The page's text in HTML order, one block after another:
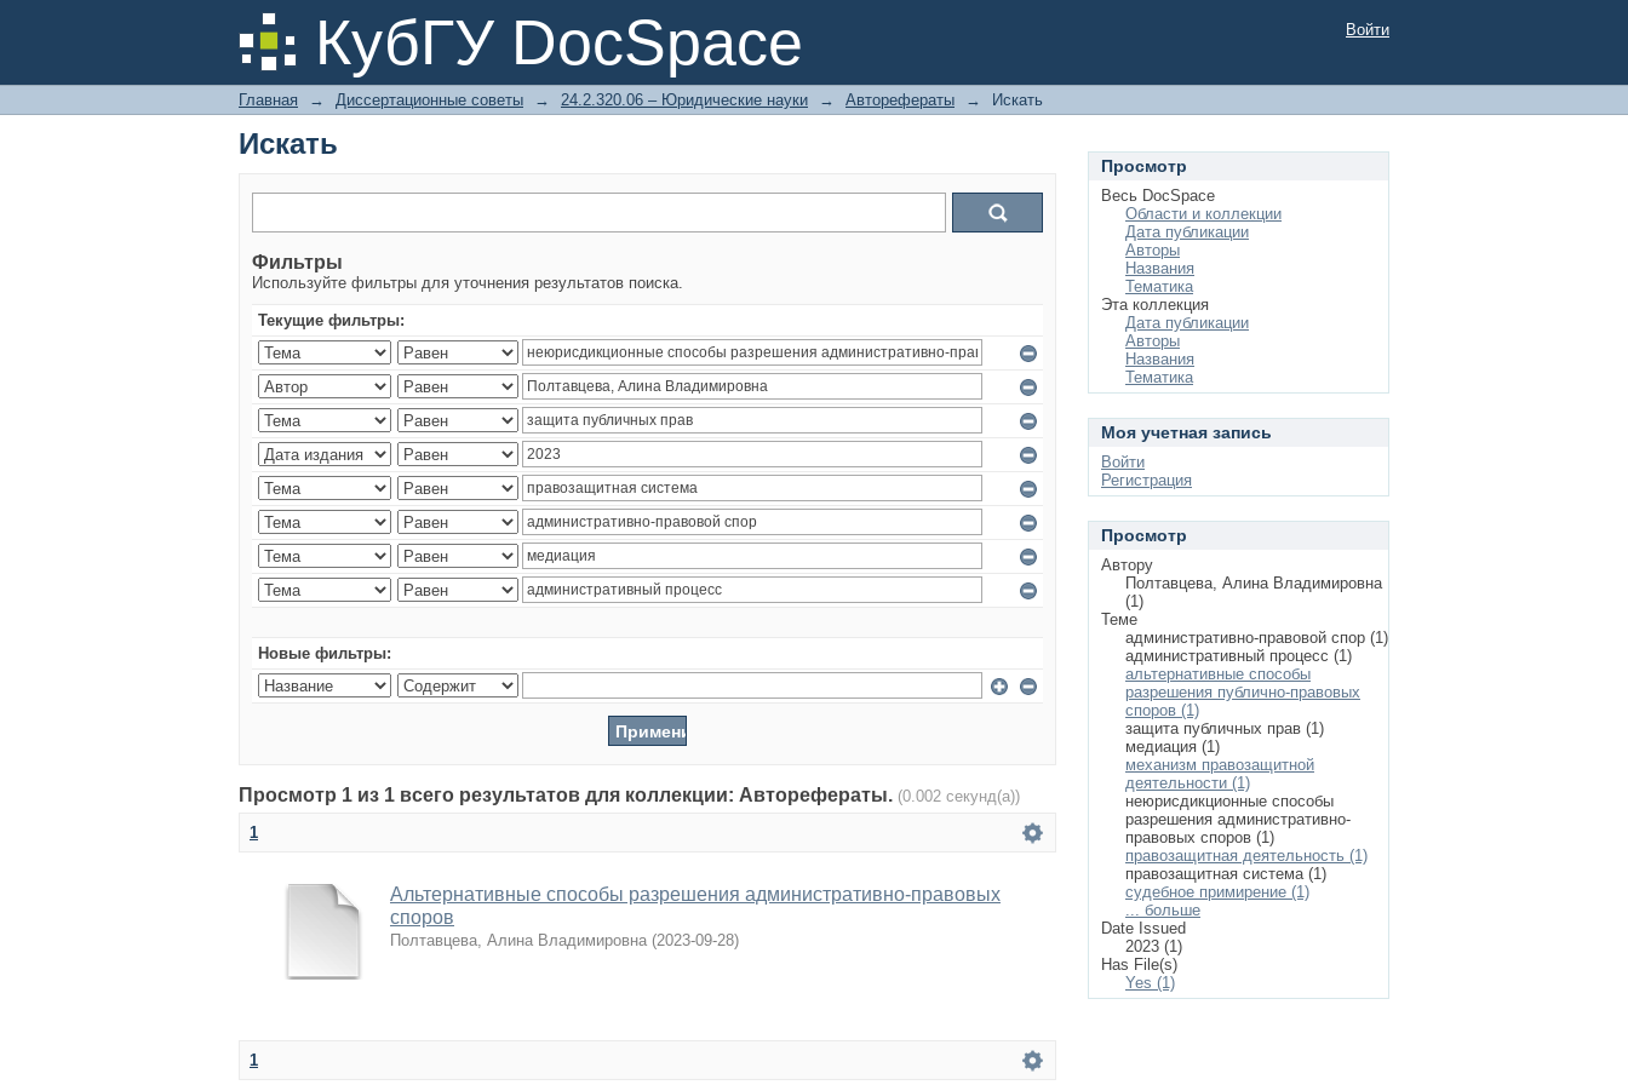
КубГУ DocSpace
Искать Войти
Главная → Диссертационные советы → 24.2.320.06 – Юридические науки → Авторефераты → Искать
Искать
Фильтры
Используйте фильтры для уточнения результатов поиска.
Текущие фильтры:
Новые фильтры:
Просмотр 1 из 1 всего результатов для коллекции: Авторефераты. (0.002 секунд(а))
1
Альтернативные способы разрешения административно-правовых
споров
Полтавцева, Алина Владимировна (2023-09-28)
1
Просмотр
Весь DocSpace
Области и коллекции
Дата публикации
Авторы
Названия
Тематика
Эта коллекция
Дата публикации
Авторы
Названия
Тематика
Моя учетная запись
Войти
Регистрация
Просмотр
Автору
Полтавцева, Алина Владимировна
(1)
Теме
административно-правовой спор (1)
административный процесс (1)
альтернативные способы
разрешения публично-правовых
споров (1)
защита публичных прав (1)
медиация (1)
механизм правозащитной
деятельности (1)
неюрисдикционные способы
разрешения административно-
правовых споров (1)
правозащитная деятельность (1)
правозащитная система (1)
судебное примирение (1)
... больше
Date Issued
2023 (1)
Has File(s)
Yes (1)